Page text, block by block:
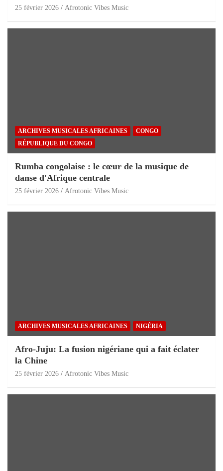
25 février 2026 Afrotonic Vibes Music
ARCHIVES MUSICALES AFRICAINES
CONGO
RÉPUBLIQUE DU CONGO
Rumba congolaise : le cœur de la musique de
danse d'Afrique centrale
25 février 2026 Afrotonic Vibes Music
ARCHIVES MUSICALES AFRICAINES NIGÉRIA
Afro-Juju: La fusion nigériane qui a fait éclater
la Chine
25 février 2026 Afrotonic Vibes Music